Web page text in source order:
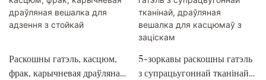
Раскошны гатэль, касцюм,
фрак, карычневая драўляная
5-зоркавы раскошны гатэль
з супрацьугоннай тканінай,